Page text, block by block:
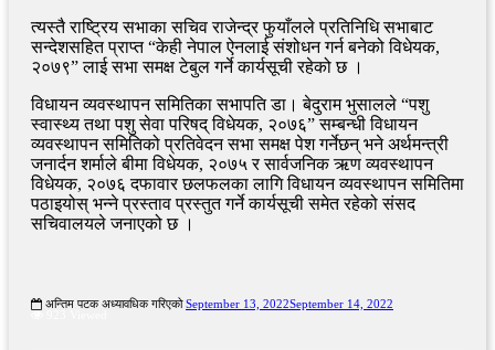
त्यस्तै राष्ट्रिय सभाका सचिव राजेन्द्र फुयाँलले प्रतिनिधि सभाबाट
सन्देशसहित प्राप्त “केही नेपाल ऐनलाई संशोधन गर्न बनेको विधेयक,
२०७९” लाई सभा समक्ष टेबुल गर्ने कार्यसूची रहेको छ ।
विधायन व्यवस्थापन समितिका सभापति डा। बेदुराम भुसालले “पशु
स्वास्थ्य तथा पशु सेवा परिषद् विधेयक, २०७६” सम्बन्धी विधायन
व्यवस्थापन समितिको प्रतिवेदन सभा समक्ष पेश गर्नेछन् भने अर्थमन्त्री
जनार्दन शर्माले बीमा विधेयक, २०७५ र सार्वजनिक ऋण व्यवस्थापन
विधेयक, २०७६ दफावार छलफलका लागि विधायन व्यवस्थापन समितिमा
पठाइयोस् भन्ने प्रस्ताव प्रस्तुत गर्ने कार्यसूची समेत रहेको संसद
सचिवालयले जनाएको छ ।
अन्तिम पटक अध्यावधिक गरिएको September 13, 2022September 14, 2022